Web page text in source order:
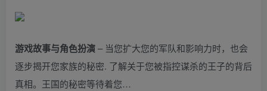
游戏故事与角色扮演– 当您扩大您的军队和影响力时，也会
逐步揭开您家族的秘密. 了解关于您被指控谋杀的王子的背后
真相。王国的秘密等待着您…